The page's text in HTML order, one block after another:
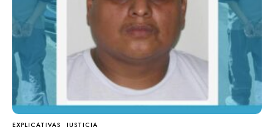
EXPLICATIVAS JUSTICIA